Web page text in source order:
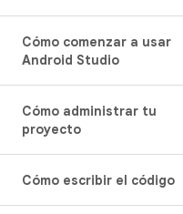
Cómo comenzar a usar
Android Studio
Cómo administrar tu
proyecto
Cómo escribir el código